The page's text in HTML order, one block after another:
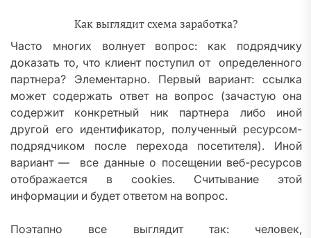
Как выглядит схема заработка?
Часто многих волнует вопрос: как подрядчику
доказать то, что клиент поступил от определенного
партнера? Элементарно. Первый вариант: ссылка
может содержать ответ на вопрос (зачастую она
содержит конкретный ник партнера либо иной
другой его идентификатор, полученный ресурсом-
подрядчиком после перехода посетителя). Иной
вариант — все данные о посещении веб-ресурсов
отображается в cookies. Считывание этой
информации и будет ответом на вопрос.
Поэтапно все выглядит так: человек,